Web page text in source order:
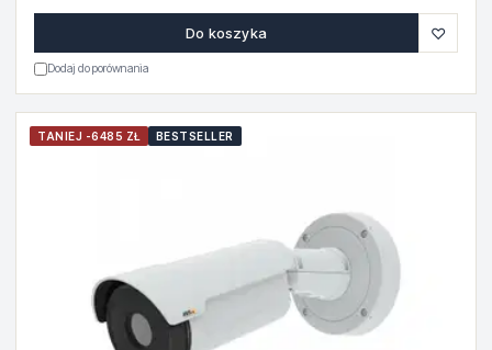
Do koszyka ♡
Dodaj do porównania
TANIEJ -6485 ZŁ BESTSELLER